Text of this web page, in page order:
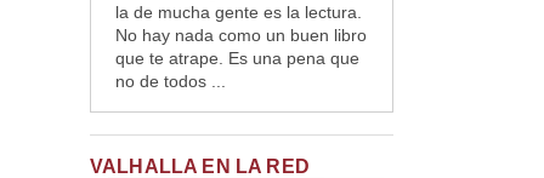
la de mucha gente es la lectura.
No hay nada como un buen libro
que te atrape. Es una pena que
no de todos ...
VALHALLA EN LA RED